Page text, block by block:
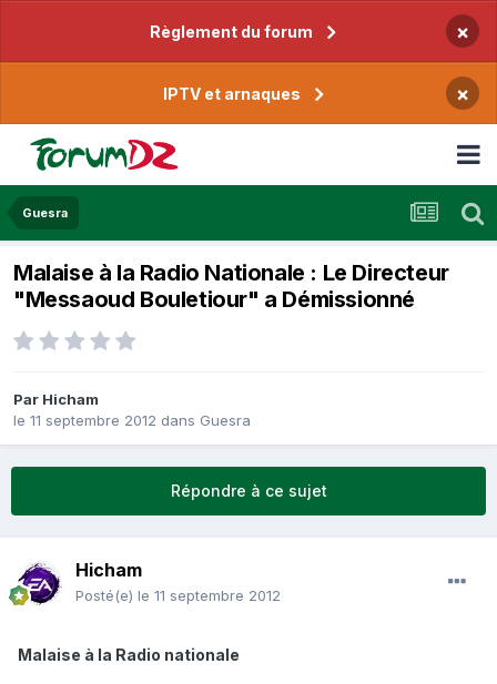
Règlement du forum ×
IPTV et arnaques ×
Guesra
Malaise à la Radio Nationale : Le Directeur
"Messaoud Bouletiour" a Démissionné
Par Hicham
le 11 septembre 2012 dans Guesra
Répondre à ce sujet
Hicham
Posté(e) le 11 septembre 2012
Malaise à la Radio nationale